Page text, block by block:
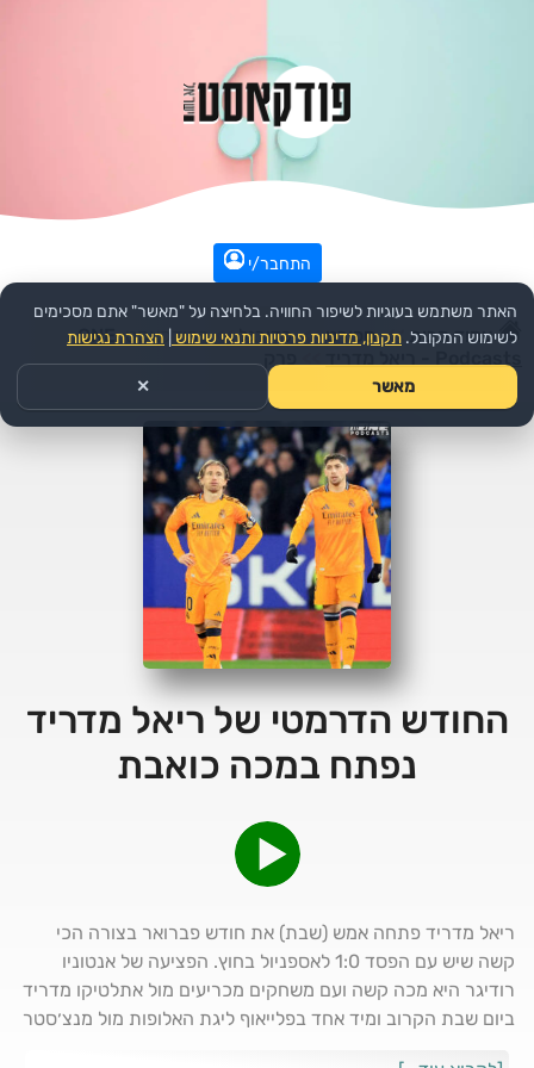
התחבר/י
עמוד הבית >> ספורט >> כדורגל >>הפודקאסט: ONE
החודש הדרמטי של ריאל מדריד
נפתח במכה כואבת
ריאל מדריד פתחה אמש (שבת) את חודש פברואר בצורה הכי
קשה שיש עם הפסד 1:0 לאספניול בחוץ. הפציעה של אנטוניו
רודיגר היא מכה קשה ועם משחקים מכריעים מול אתלטיקו מדריד
ביום שבת הקרוב ומיד אחד בפלייאוף ליגת האלופות מול מנצ׳סטר
האתר משתמש בעוגיות לשיפור החוויה. בלחיצה על "מאשר" אתם מסכימים
לשימוש המקובל. תקנון, מדיניות פרטיות ותנאי שימוש הצהרת נגישות
מאשר ✕